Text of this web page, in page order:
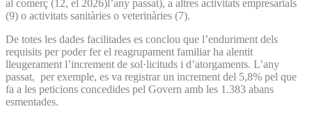
al comerç (12, el 2026)l’any passat), a altres activitats empresarials
(9) o activitats sanitàries o veterinàries (7).
De totes les dades facilitades es conclou que l’enduriment dels
requisits per poder fer el reagrupament familiar ha alentit
lleugerament l’increment de sol·licituds i d’atorgaments. L’any
passat, per exemple, es va registrar un increment del 5,8% pel que
fa a les peticions concedides pel Govern amb les 1.383 abans
esmentades.